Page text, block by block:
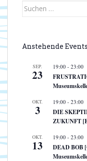
Suchen
Anstehende Events
SEP.
23
19:00 - 23:00
OKT.
3
19:00 - 23:00
DIE
ZUKUNFT
OKT.
13
19:00 - 23:00
DEAD BOB